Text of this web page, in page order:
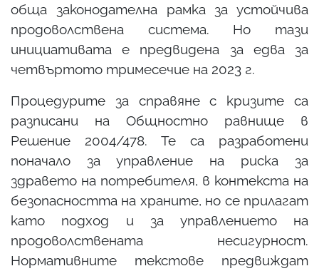
обща законодателна рамка за устойчива
продоволствена система. Но тази
инициативата е предвидена за едва за
четвъртото тримесечие на 2023 г.
Процедурите за справяне с кризите са
разписани на Общностно равнище в
Решение 2004/478. Те са разработени
поначало за управление на риска за
здравето на потребителя, в контекста на
безопасността на храните, но се прилагат
като подход и за управлението на
продоволствената несигурност.
Нормативните текстове предвиждат